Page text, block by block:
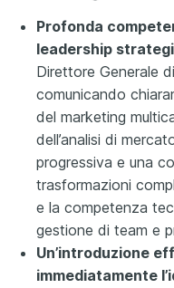
Profonda
leadership
Direttore Generale
comunicando
del marketing
dell’analisi di
progressiva e una
trasformazioni
e la competenza
gestione di team e
Un’introduzione
immediatamente